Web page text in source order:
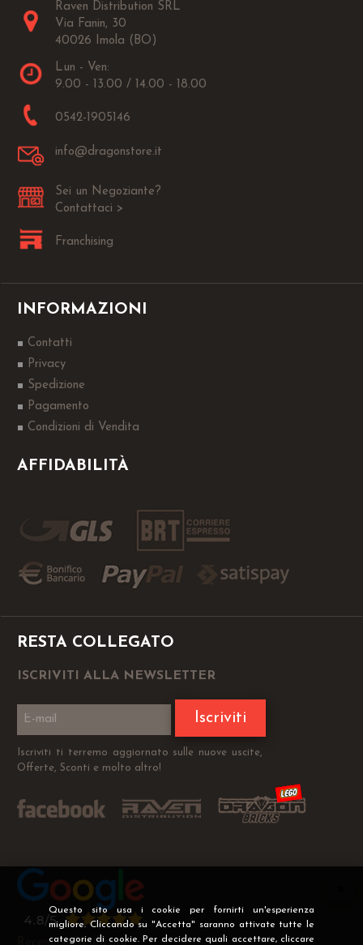
Questo sito usa i cookie per fornirti un'esperienza
migliore. Cliccando su "Accetta" saranno attivate tutte le
categorie di cookie. Per decidere quali accettare, cliccare
Raven Distribution SRL
Via Fanin, 30
40026 Imola (BO)
Lun - Ven:
9.00 - 13.00 / 14.00 - 18.00
0542-1905146
info@dragonstore.it
Sei un Negoziante?
Contattaci >
Franchising
INFORMAZIONI
Contatti
Privacy
Spedizione
Pagamento
Condizioni di Vendita
AFFIDABILITÀ
RESTA COLLEGATO
ISCRIVITI ALLA NEWSLETTER
Iscriviti
Iscriviti ti terremo aggiornato sulle nuove uscite,
Offerte, Sconti e molto altro!